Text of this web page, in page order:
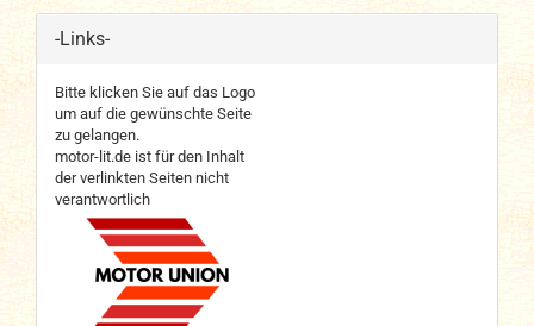
-Links-
Bitte klicken Sie auf das Logo
um auf die gewünschte Seite
zu gelangen.
motor-lit.de ist für den Inhalt
der verlinkten Seiten nicht
verantwortlich